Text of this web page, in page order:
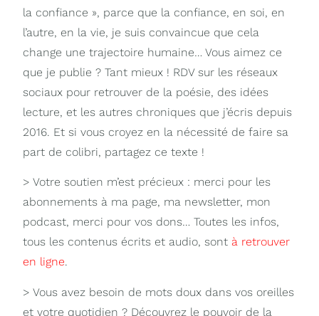
la confiance », parce que la confiance, en soi, en
l’autre, en la vie, je suis convaincue que cela
change une trajectoire humaine… Vous aimez ce
que je publie ? Tant mieux ! RDV sur les réseaux
sociaux pour retrouver de la poésie, des idées
lecture, et les autres chroniques que j’écris depuis
2016. Et si vous croyez en la nécessité de faire sa
part de colibri, partagez ce texte !
> Votre soutien m’est précieux : merci pour les
abonnements à ma page, ma newsletter, mon
podcast, merci pour vos dons… Toutes les infos,
tous les contenus écrits et audio, sont à retrouver
en ligne.
> Vous avez besoin de mots doux dans vos oreilles
et votre quotidien ? Découvrez le pouvoir de la